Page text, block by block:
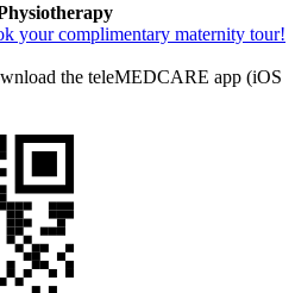
your complimentary maternity tour!
the teleMEDCARE app (iOS